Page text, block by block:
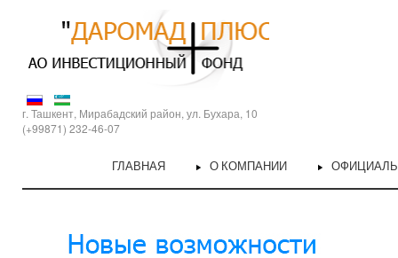
г. Ташкент, Мирабадский район, ул. Бухара, 10
(+99871) 232-46-07
ГЛАВНАЯ О КОМПАНИИ